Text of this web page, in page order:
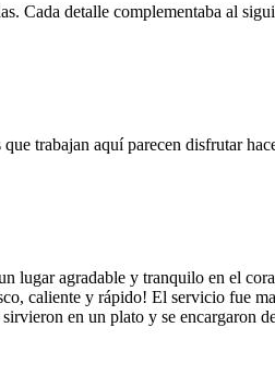
detalle complementaba al
trabajan aquí parecen disfrutar
lugar agradable y tranquilo en el
caliente y rápido! El servicio fue
en un plato y se encargaron